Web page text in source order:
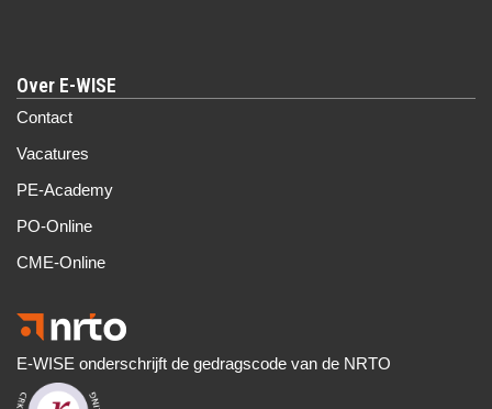
Over E-WISE
Contact
Vacatures
PE-Academy
PO-Online
CME-Online
E-WISE onderschrijft de gedragscode van de NRTO